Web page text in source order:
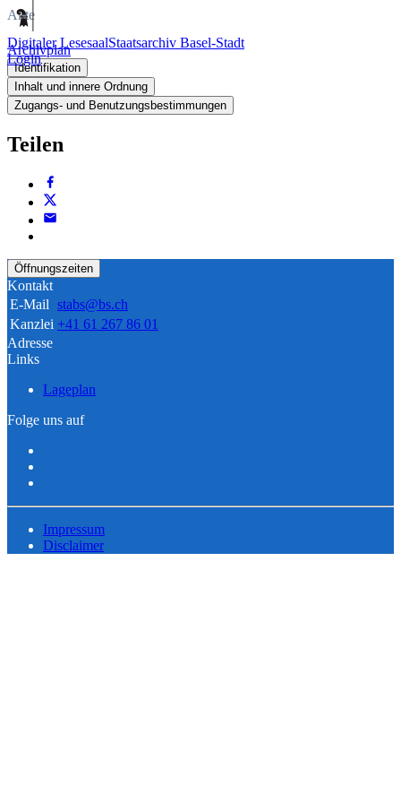
Digitaler LesesaalStaatsarchiv Basel-Stadt
Login
Akte
Archivplan
Identifikation
Inhalt und innere Ordnung
Zugangs- und Benutzungsbestimmungen
Teilen
Öffnungszeiten
Kontakt
E-Mail stabs@bs.ch
Kanzlei +41 61 267 86 01
Adresse
Links
Lageplan
Folge uns auf
Impressum
Disclaimer